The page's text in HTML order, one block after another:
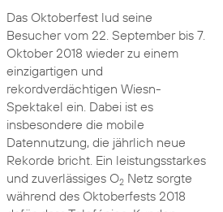
Das Oktoberfest lud seine
Besucher vom 22. September bis 7.
Oktober 2018 wieder zu einem
einzigartigen und
rekordverdächtigen Wiesn-
Spektakel ein. Dabei ist es
insbesondere die mobile
Datennutzung, die jährlich neue
Rekorde bricht. Ein leistungsstarkes
und zuverlässiges O2Netz sorgte
während des Oktoberfests 2018